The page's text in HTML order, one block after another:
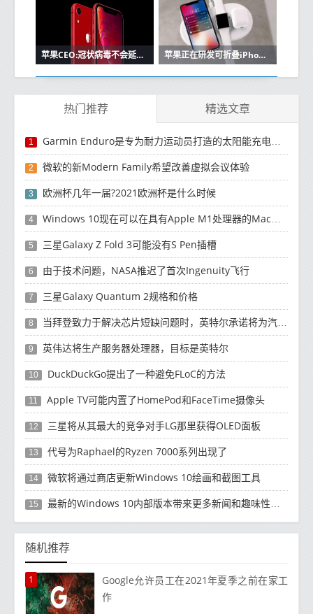
苹果CEO:冠状病毒不会延迟苹果的iPhone SE 2,新的iPad Pro 苹果正在研发可折叠iPhone于2020年推出
热门推荐 精选文章
1 Garmin Enduro是专为耐力运动员打造的太阳能充电智能手表
2 微软的新Modern Family希望改善虚拟会议体验
3 欧洲杯几年一届?2021欧洲杯是什么时候
4 Windows 10现在可以在具有Apple M1处理器的Mac上运行
5 三星Galaxy Z Fold 3可能没有S Pen插槽
6 由于技术问题，NASA推迟了首次Ingenuity飞行
7 三星Galaxy Quantum 2规格和价格
8 当拜登致力于解决芯片短缺问题时，英特尔承诺将为汽车制造商提供帮助
9 英伟达将生产服务器处理器，目标是英特尔
10 DuckDuckGo提出了一种避免FLoC的方法
11 Apple TV可能内置了HomePod和FaceTime摄像头
12 三星将从其最大的竞争对手LG那里获得OLED面板
13 代号为Raphael的Ryzen 7000系列出现了
14 微软将通过商店更新Windows 10绘画和截图工具
15 最新的Windows 10内部版本带来更多新闻和趣味性任务栏改进
随机推荐
1
Google允许员工在2021年夏季之前在家工
作